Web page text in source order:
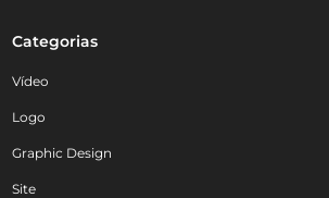
Categorias
Vídeo
Logo
Graphic Design
Site